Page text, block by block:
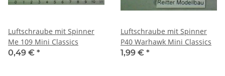
Luftschraube mit Spinner
Me 109 Mini Classics
0,49 € *
Luftschraube mit Spinner
P40 Warhawk Mini Classics
1,99 € *